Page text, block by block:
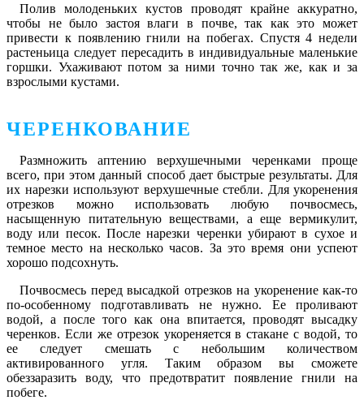
Полив молоденьких кустов проводят крайне аккуратно,
чтобы не было застоя влаги в почве, так как это может
привести к появлению гнили на побегах. Спустя 4 недели
растеньица следует пересадить в индивидуальные маленькие
горшки. Ухаживают потом за ними точно так же, как и за
взрослыми кустами.
ЧЕРЕНКОВАНИЕ
Размножить аптению верхушечными черенками проще
всего, при этом данный способ дает быстрые результаты. Для
их нарезки используют верхушечные стебли. Для укоренения
отрезков можно использовать любую почвосмесь,
насыщенную питательную веществами, а еще вермикулит,
воду или песок. После нарезки черенки убирают в сухое и
темное место на несколько часов. За это время они успеют
хорошо подсохнуть.
Почвосмесь перед высадкой отрезков на укоренение как-то
по-особенному подготавливать не нужно. Ее проливают
водой, а после того как она впитается, проводят высадку
черенков. Если же отрезок укореняется в стакане с водой, то
ее следует смешать с небольшим количеством
активированного угля. Таким образом вы сможете
обеззаразить воду, что предотвратит появление гнили на
побеге.